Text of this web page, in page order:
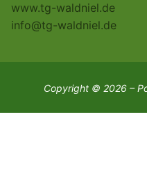
www.tg-waldniel.de
info@tg-waldniel.de
Copyright © 2026 –